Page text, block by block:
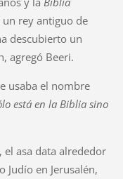
un rey antiguo de
descubierto un
agregó Beeri.
usaba el nombre
está en la Biblia sino
el asa data alrededor
Judío en Jerusalén,